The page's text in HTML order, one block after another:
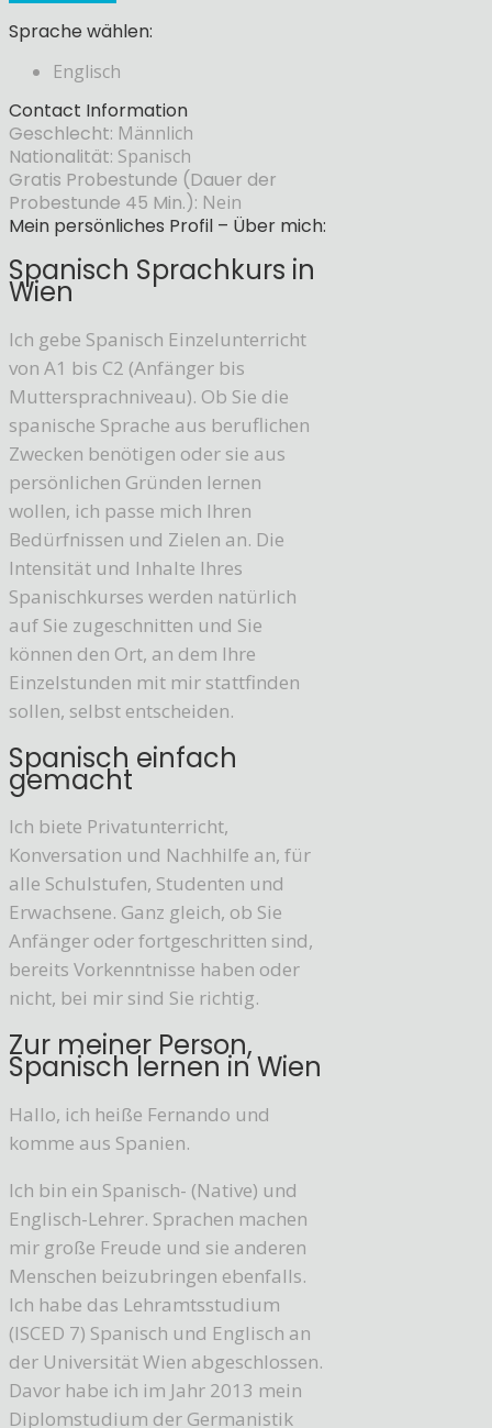
Sprache wählen:
Englisch
Contact Information
Geschlecht: Männlich
Nationalität: Spanisch
Gratis Probestunde (Dauer der
Probestunde 45 Min.): Nein
Mein persönliches Profil – Über mich:
Spanisch Sprachkurs in
Wien
Ich gebe Spanisch Einzelunterricht
von A1 bis C2 (Anfänger bis
Muttersprachniveau). Ob Sie die
spanische Sprache aus beruflichen
Zwecken benötigen oder sie aus
persönlichen Gründen lernen
wollen, ich passe mich Ihren
Bedürfnissen und Zielen an. Die
Intensität und Inhalte Ihres
Spanischkurses werden natürlich
auf Sie zugeschnitten und Sie
können den Ort, an dem Ihre
Einzelstunden mit mir stattfinden
sollen, selbst entscheiden.
Spanisch einfach
gemacht
Ich biete Privatunterricht,
Konversation und Nachhilfe an, für
alle Schulstufen, Studenten und
Erwachsene. Ganz gleich, ob Sie
Anfänger oder fortgeschritten sind,
bereits Vorkenntnisse haben oder
nicht, bei mir sind Sie richtig.
Zur meiner Person,
Spanisch lernen in Wien
Hallo, ich heiße Fernando und
komme aus Spanien.
Ich bin ein Spanisch- (Native) und
Englisch-Lehrer. Sprachen machen
mir große Freude und sie anderen
Menschen beizubringen ebenfalls.
Ich habe das Lehramtsstudium
(ISCED 7) Spanisch und Englisch an
der Universität Wien abgeschlossen.
Davor habe ich im Jahr 2013 mein
Diplomstudium der Germanistik